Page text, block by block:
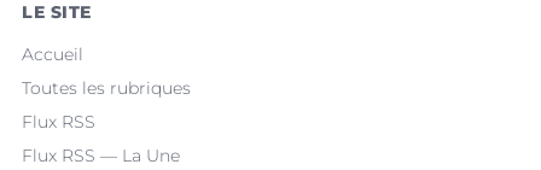
LE SITE
Accueil
Toutes les rubriques
Flux RSS
Flux RSS — La Une